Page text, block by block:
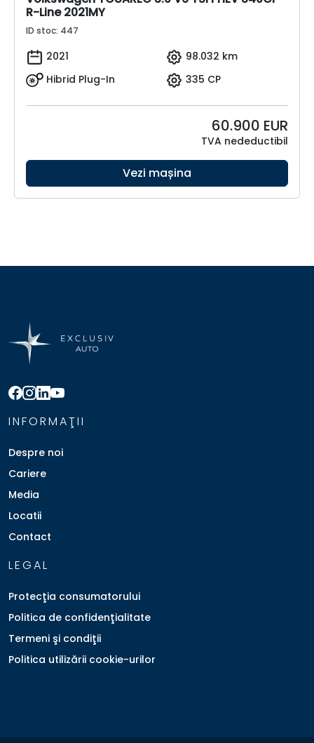
R-Line 2021MY
ID stoc: 447
2021
98.032 km
Hibrid Plug-In
335 CP
60.900 EUR
TVA nedeductibil
Vezi mașina
INFORMAŢII
Despre noi
Cariere
Media
Locatii
Contact
LEGAL
Protecţia consumatorului
Politica de confidenţialitate
Termeni şi condiţii
Politica utilizării cookie-urilor